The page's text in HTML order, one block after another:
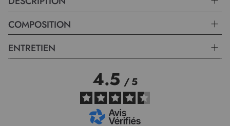
COMPOSITION
ENTRETIEN
4.5/5